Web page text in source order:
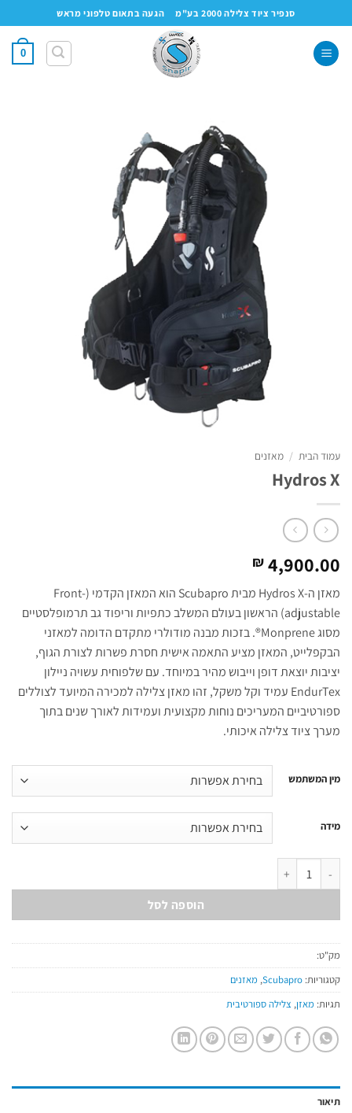
to
content
סנפיר ציוד צלילה 2000 בע"מ הגעה בתאום טלפוני מראש
0
עמוד הבית / מאזנים
Hydros X
₪ 4,900.00
מאזן ה-Hydros X מבית Scubapro הוא המאזן הקדמי (Front-
adjustable) הראשון בעולם המשלב כתפיות וריפוד גב תרמופלסטיים
מסוג Monprene®. בזכות מבנה מודולרי מתקדם הדומה למאזני
הבקפלייט, המאזן מציע התאמה אישית חסרת פשרות לצורת הגוף,
יציבות יוצאת דופן וייבוש מהיר במיוחד. עם שלפוחית עשויה ניילון
EndurTex עמיד וקל משקל, זהו מאזן צלילה למכירה המיועד לצוללים
ספורטיביים המעריכים נוחות מקצועית ועמידות לאורך שנים בתוך
מערך ציוד צלילה איכותי.
מין המשתמש
מידה
כמות של Hydros X
הוספה לסל
מק"ט:
קטגוריות: Scubapro
, מאזנים
תגיות: מאזן, צלילה ספורטיבית
תיאור